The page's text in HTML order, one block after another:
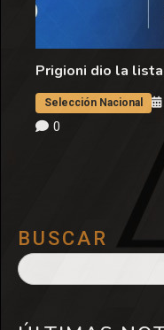
Prigioni dio la
Selección Nacional
0
BUSCAR